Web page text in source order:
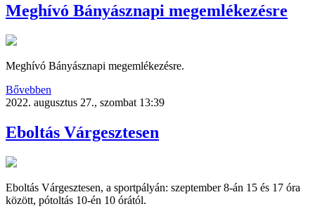
Meghívó Bányásznapi megemlékezésre
Meghívó Bányásznapi megemlékezésre.
Bővebben
2022. augusztus 27., szombat 13:39
Eboltás Várgesztesen
Eboltás Várgesztesen, a sportpályán: szeptember 8-án 15 és 17 óra
között, pótoltás 10-én 10 órától.